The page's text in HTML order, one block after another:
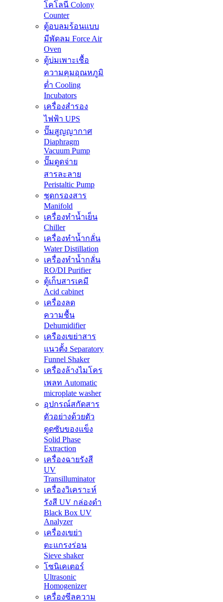
โคโลนี Colony
Counter
ตู้อบลมร้อนแบบ
มีพัดลม Force Air
Oven
ตู้บ่มเพาะเชื้อ
ความคุมอุณหภูมิ
ต่ำ Cooling
Incubators
เครื่องสำรอง
ไฟฟ้า UPS
ปั๊มสูญญากาศ
Diaphragm
Vacuum Pump
ปั๊มดูดจ่าย
สารละลาย
Peristaltic Pump
ชุดกรองสาร
Manifold
เครื่องทำน้ำเย็น
Chiller
เครื่องทำน้ำกลั่น
Water Distillation
เครื่องทำน้ำกลั่น
RO/DI Purifier
ตู้เก็บสารเคมี
Acid cabinet
เครื่องลด
ความชื้น
Dehumidifier
เครืองเขย่าสาร
แนวตั้ง Separatory
Funnel Shaker
เครื่องล้างไมโคร
เพลท Automatic
microplate washer
อุปกรณ์สกัดสาร
ตัวอย่างด้วยตัว
ดูดซับของแข็ง
Solid Phase
Extraction
เครื่องฉายรังสี
UV
Transilluminator
เครื่องวิเคราะห์
รังสี UV กล่องดำ
Black Box UV
Analyzer
เครื่องเขย่า
ตะแกรงร่อน
Sieve shaker
โซนิเคเตอร์
Ultrasonic
Homogenizer
เครื่องซีลความ